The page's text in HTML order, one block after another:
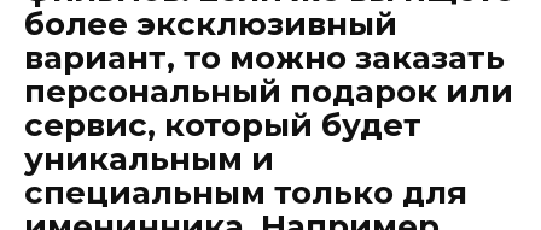
более эксклюзивный
вариант, то можно заказать
персональный подарок или
сервис, который будет
уникальным и
специальным только для